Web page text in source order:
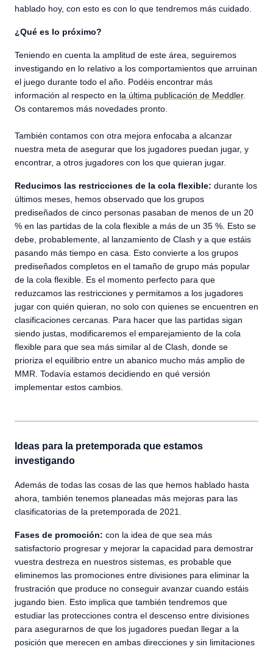
hablado hoy, con esto es con lo que tendremos más cuidado.
¿Qué es lo próximo?
Teniendo en cuenta la amplitud de este área, seguiremos
investigando en lo relativo a los comportamientos que arruinan
el juego durante todo el año. Podéis encontrar más
información al respecto en la última publicación de Meddler.
Os contaremos más novedades pronto.
También contamos con otra mejora enfocaba a alcanzar
nuestra meta de asegurar que los jugadores puedan jugar, y
encontrar, a otros jugadores con los que quieran jugar.
Reducimos las restricciones de la cola flexible: durante los
últimos meses, hemos observado que los grupos
prediseñados de cinco personas pasaban de menos de un 20
% en las partidas de la cola flexible a más de un 35 %. Esto se
debe, probablemente, al lanzamiento de Clash y a que estáis
pasando más tiempo en casa. Esto convierte a los grupos
prediseñados completos en el tamaño de grupo más popular
de la cola flexible. Es el momento perfecto para que
reduzcamos las restricciones y permitamos a los jugadores
jugar con quién quieran, no solo con quienes se encuentren en
clasificaciones cercanas. Para hacer que las partidas sigan
siendo justas, modificaremos el emparejamiento de la cola
flexible para que sea más similar al de Clash, donde se
prioriza el equilibrio entre un abanico mucho más amplio de
MMR. Todavía estamos decidiendo en qué versión
implementar estos cambios.
Ideas para la pretemporada que estamos
investigando
Además de todas las cosas de las que hemos hablado hasta
ahora, también tenemos planeadas más mejoras para las
clasificatorias de la pretemporada de 2021.
Fases de promoción: con la idea de que sea más
satisfactorio progresar y mejorar la capacidad para demostrar
vuestra destreza en nuestros sistemas, es probable que
eliminemos las promociones entre divisiones para eliminar la
frustración que produce no conseguir avanzar cuando estáis
jugando bien. Esto implica que también tendremos que
estudiar las protecciones contra el descenso entre divisiones
para asegurarnos de que los jugadores puedan llegar a la
posición que merecen en ambas direcciones y sin limitaciones